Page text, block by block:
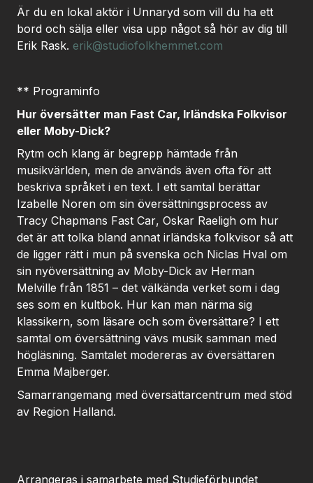
Är du en lokal aktör i Unnaryd som vill du ha ett
bord och sälja eller visa upp något så hör av dig till
Erik Rask. erik@studiofolkhemmet.com
** Programinfo
Hur översätter man Fast Car, Irländska Folkvisor
eller Moby-Dick?
Rytm och klang är begrepp hämtade från
musikvärlden, men de används även ofta för att
beskriva språket i en text. I ett samtal berättar
Izabelle Noren om sin översättningsprocess av
Tracy Chapmans Fast Car, Oskar Raeligh om hur
det är att tolka bland annat irländska folkvisor så att
de ligger rätt i mun på svenska och Niclas Hval om
sin nyöversättning av Moby-Dick av Herman
Melville från 1851 – det välkända verket som i dag
ses som en kultbok. Hur kan man närma sig
klassikern, som läsare och som översättare? I ett
samtal om översättning vävs musik samman med
högläsning. Samtalet modereras av översättaren
Emma Majberger.
Samarrangemang med översättarcentrum med stöd
av Region Halland.
Arrangeras i samarbete med Studieförbundet